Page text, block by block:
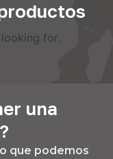
for.
una
que podemos